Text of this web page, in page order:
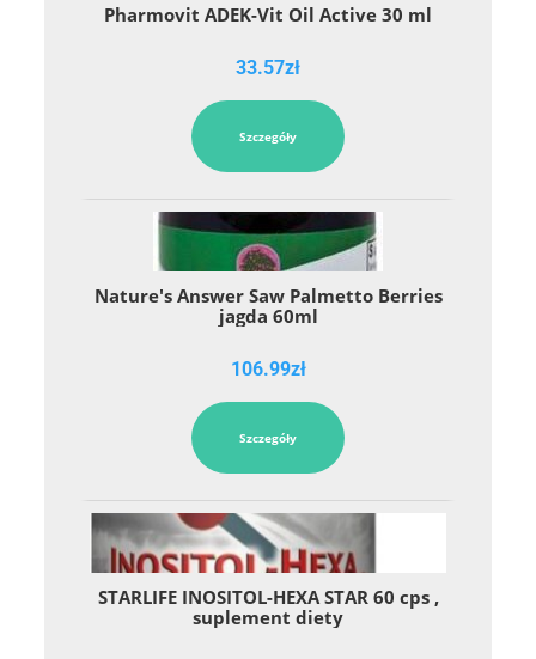
Pharmovit ADEK-Vit Oil Active 30 ml
33.57zł
Szczegóły
Nature's Answer Saw Palmetto Berries
jagda 60ml
106.99zł
Szczegóły
STARLIFE INOSITOL-HEXA STAR 60 cps ,
suplement diety